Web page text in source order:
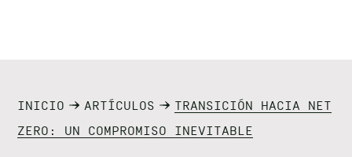
IMPACTO
INICIO ARTÍCULOS
TRANSICIÓN HACIA NET
ZERO: UN COMPROMISO INEVITABLE